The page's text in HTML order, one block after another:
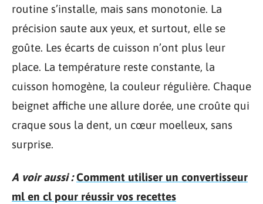
routine s’installe, mais sans monotonie. La
précision saute aux yeux, et surtout, elle se
goûte. Les écarts de cuisson n’ont plus leur
place. La température reste constante, la
cuisson homogène, la couleur régulière. Chaque
beignet affiche une allure dorée, une croûte qui
craque sous la dent, un cœur moelleux, sans
surprise.
A voir aussi : Comment utiliser un convertisseur
ml en cl pour réussir vos recettes